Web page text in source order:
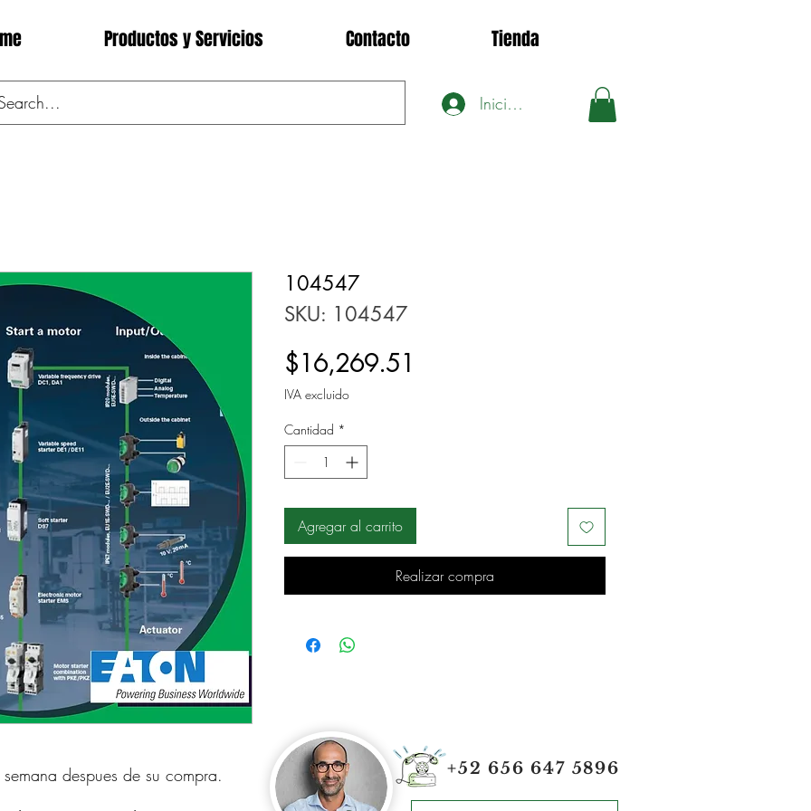
Productos y Servicios Contacto Tienda
Iniciar sesión
despues de su compra.
104547
SKU: 104547
$16,269.51
IVA excluido
Cantidad *
Agregar al carrito
Realizar compra
+52 656 647 5896